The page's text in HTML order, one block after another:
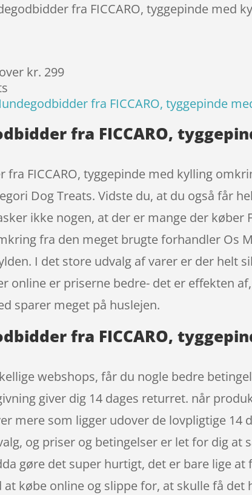
fra FICCARO, tyggepinde med
kr. 299
fra FICCARO, tyggepinde
fra FICCARO,
fra FICCARO, tyggepinde med kylling
Dog Treats. Vidste du, at du også får
ikke nogen, at der er mange der køber
fra den meget brugte forhandler Os
I det store udvalg af varer er der helt
online er priserne bedre- det er effekten
sparer meget på huslejen.
fra FICCARO,
webshops, får du nogle bedre
giver dig 14 dages returret. når
mere som ligger udover de lovpligtige 14
og priser og betingelser er let for dig
gøre det super hurtigt, det er bare lige
købe online og slippe for, at skulle få